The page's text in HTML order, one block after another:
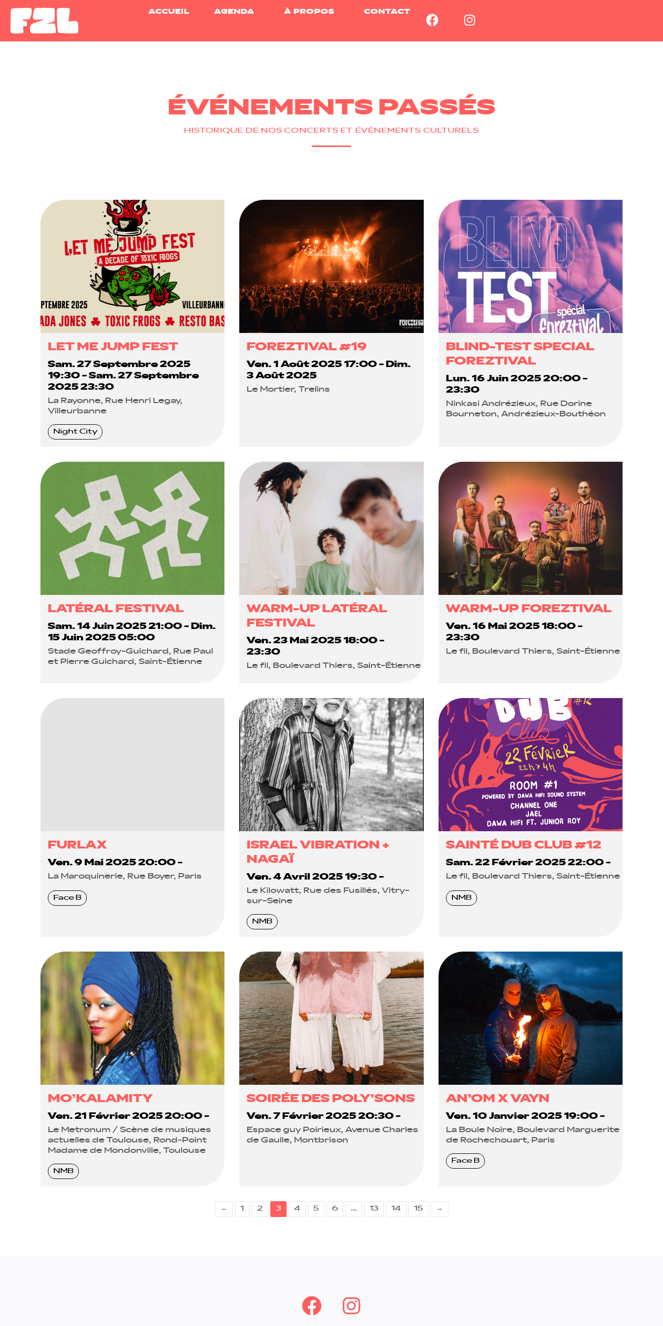
ACCUEIL AGENDA À PROPOS CONTACT
ÉVÉNEMENTS PASSÉS
HISTORIQUE DE NOS CONCERTS ET ÉVÉNEMENTS CULTURELS
LET ME JUMP FEST
Sam. 27 Septembre 2025
19:30 - Sam. 27 Septembre
2025 23:30
La Rayonne, Rue Henri Legay,
Villeurbanne
Night City
FOREZTIVAL #19
Ven. 1 Août 2025 17:00 - Dim.
3 Août 2025
Le Mortier, Trelins
BLIND-TEST SPECIAL
FOREZTIVAL
Lun. 16 Juin 2025 20:00 -
23:30
Ninkasi Andrézieux, Rue Dorine
Bourneton, Andrézieux-Bouthéon
LATÉRAL FESTIVAL
Sam. 14 Juin 2025 21:00 - Dim.
15 Juin 2025 05:00
Stade Geoffroy-Guichard, Rue Paul
et Pierre Guichard, Saint-Étienne
WARM-UP LATÉRAL
FESTIVAL
Ven. 23 Mai 2025 18:00 -
23:30
Le fil, Boulevard Thiers, Saint-Étienne
WARM-UP FOREZTIVAL
Ven. 16 Mai 2025 18:00 -
23:30
Le fil, Boulevard Thiers, Saint-Étienne
FURLAX
Ven. 9 Mai 2025 20:00 -
La Maroquinerie, Rue Boyer, Paris
Face B
ISRAEL VIBRATION +
NAGAÏ
Ven. 4 Avril 2025 19:30 -
Le Kilowatt, Rue des Fusillés, Vitry-
sur-Seine
NMB
SAINTÉ DUB CLUB #12
Sam. 22 Février 2025 22:00 -
Le fil, Boulevard Thiers, Saint-Étienne
NMB
MO’KALAMITY
Ven. 21 Février 2025 20:00 -
Le Metronum / Scène de musiques
actuelles de Toulouse, Rond-Point
Madame de Mondonville, Toulouse
NMB
SOIRÉE DES POLY’SONS
Ven. 7 Février 2025 20:30 -
Espace guy Poirieux, Avenue Charles
de Gaulle, Montbrison
AN’OM X VAYN
Ven. 10 Janvier 2025 19:00 -
La Boule Noire, Boulevard Marguerite
de Rochechouart, Paris
Face B
← 1 2 3 4 5 6 … 13 14 15 →